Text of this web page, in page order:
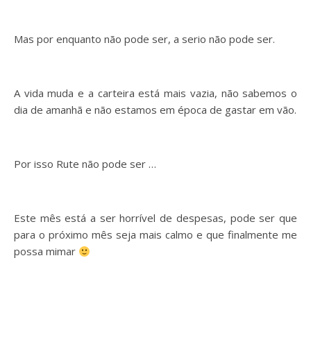
Mas por enquanto não pode ser, a serio não pode ser.
A vida muda e a carteira está mais vazia, não sabemos o
dia de amanhã e não estamos em época de gastar em vão.
Por isso Rute não pode ser …
Este mês está a ser horrível de despesas, pode ser que
para o próximo mês seja mais calmo e que finalmente me
possa mimar